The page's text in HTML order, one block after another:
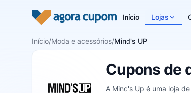
Início Lojas
Início/Moda e acessórios/Mind's UP
Cupons de
A Mind's Up é uma loja